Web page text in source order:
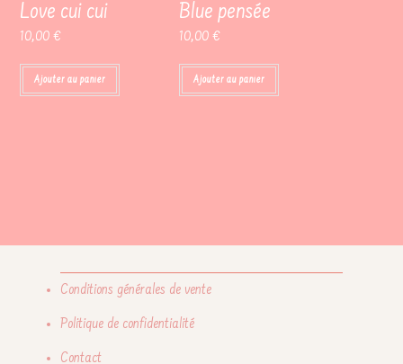
Love cui cui
10,00€
Ajouter au panier
Blue pensée
10,00 €
Ajouter au panier
Conditions générales de vente
Politique de confidentialité
Contact